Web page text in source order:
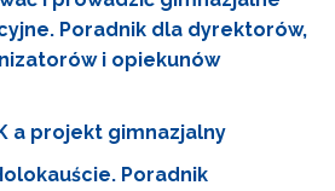
Poradnik dla dyrektorów,
i opiekunów
a projekt gimnazjalny
Poradnik